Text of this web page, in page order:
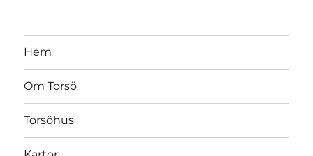
Hem
Om Torsö
Torsöhus